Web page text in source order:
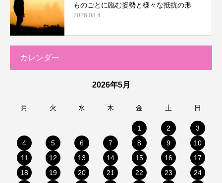
ものごとに臨む姿勢と様々な抵抗の形
2026.08.4
カレンダー
2026年5月
月 火 水 木 金 土 日
1 2
3
4
5 6 7 8 9
10
11
12 13 14 15 16
17
18
19 20 21 22 23
24